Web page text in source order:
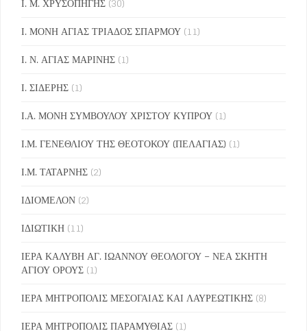
Ι. ΜΟΝΗ ΑΓΙΑΣ ΤΡΙΑΔΟΣ ΣΠΑΡΜΟΥ (11)
Ι. Ν. ΑΓΙΑΣ ΜΑΡΙΝΗΣ (1)
Ι. ΣΙΔΕΡΗΣ (1)
Ι.Α. ΜΟΝΗ ΣΥΜΒΟΥΛΟΥ ΧΡΙΣΤΟΥ ΚΥΠΡΟΥ (1)
Ι.Μ. ΓΕΝΕΘΛΙΟΥ ΤΗΣ ΘΕΟΤΟΚΟΥ (ΠΕΛΑΓΙΑΣ) (1)
Ι.Μ. ΤΑΤΑΡΝΗΣ (2)
ΙΔΙΟΜΕΛΟΝ (2)
ΙΔΙΩΤΙΚΗ (11)
ΙΕΡΑ ΚΑΛΥΒΗ ΑΓ. ΙΩΑΝΝΟΥ ΘΕΟΛΟΓΟΥ – ΝΕΑ ΣΚΗΤΗ
ΑΓΙΟΥ ΟΡΟΥΣ (1)
ΙΕΡΑ ΜΗΤΡΟΠΟΛΙΣ ΜΕΣΟΓΑΙΑΣ ΚΑΙ ΛΑΥΡΕΩΤΙΚΗΣ (8)
ΙΕΡΑ ΜΗΤΡΟΠΟΛΙΣ ΠΑΡΑΜΥΘΙΑΣ (1)